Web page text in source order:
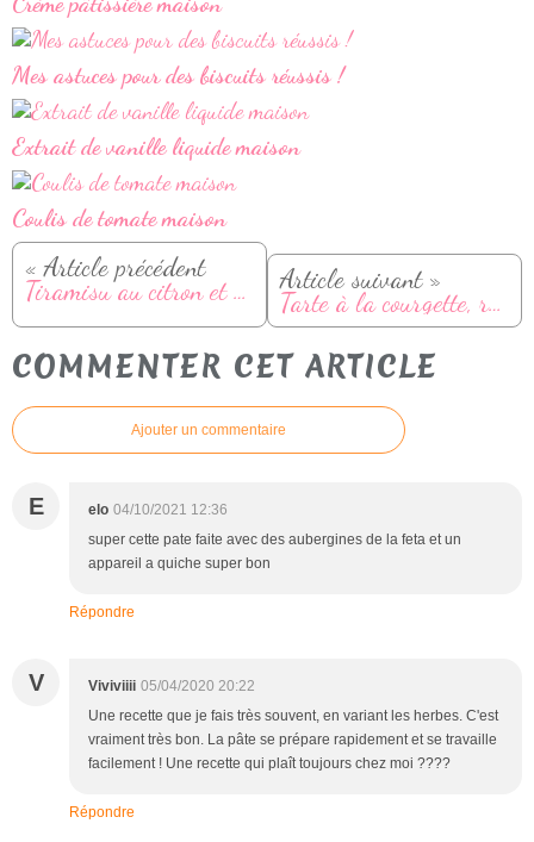
Mes astuces pour des biscuits réussis !
Extrait de vanille liquide maison
Coulis de tomate maison
« Article précédent
Tiramisu au citron et framboises Article suivant »
Tarte à la courgette, ricotta et basilic
COMMENTER CET ARTICLE
Ajouter un commentaire
E elo 04/10/2021 12:36
super cette pate faite avec des aubergines de la feta et un
appareil a quiche super bon
Répondre
V Viviviiii 05/04/2020 20:22
Une recette que je fais très souvent, en variant les herbes. C'est
vraiment très bon. La pâte se prépare rapidement et se travaille
facilement ! Une recette qui plaît toujours chez moi ????
Répondre